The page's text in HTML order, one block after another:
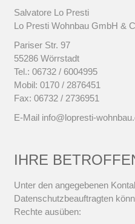
Salvatore Lo Presti
Lo Presti Wohnbau GmbH &
Pariser Str. 97
55286 Wörrstadt
Tel.: 06732 / 6004995
Mobil: 0170 / 2876451
Fax: 06732 / 2736951
E-Mail info@lopresti-
IHRE
Unter den angegebenen
Datenschutzbeauftragten
Rechte ausüben: